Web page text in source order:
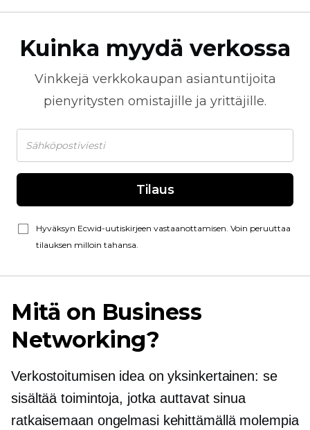
Kuinka myydä verkossa
Vinkkejä verkkokaupan asiantuntijoita
pienyritysten omistajille ja yrittäjille.
Tilaus
Hyväksyn Ecwid-uutiskirjeen vastaanottamisen. Voin peruuttaa
tilauksen milloin tahansa.
Mitä on Business
Networking?
Verkostoitumisen idea on yksinkertainen: se
sisältää toimintoja, jotka auttavat sinua
ratkaisemaan ongelmasi kehittämällä molempia